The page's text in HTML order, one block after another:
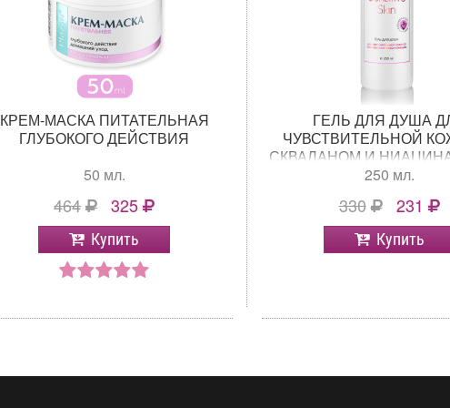
КРЕМ-МАСКА ПИТАТЕЛЬНАЯ
ГЛУБОКОГО ДЕЙСТВИЯ
50 мл.
464 325
Купить
ГЕЛЬ ДЛЯ ДУША
ЧУВСТВИТЕЛЬНОЙ
СКВАЛАНОМ И
250 мл.
330 231
Купить